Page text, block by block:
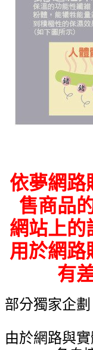
依夢網路
售商品
網站上的
用於網路
有
部分獨家企
由於網路與